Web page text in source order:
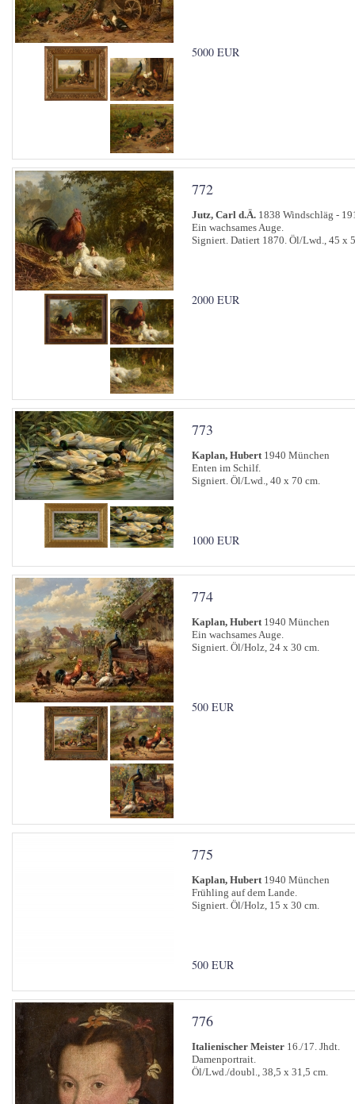
5000 EUR
772
Jutz, Carl d.Ä. 1838 Windschläg -
Ein wachsames Auge.
Signiert. Datiert 1870. Öl/Lwd., 45 x
2000 EUR
773
Kaplan, Hubert1940 München
Enten im Schilf.
Signiert. Öl/Lwd., 40 x 70 cm.
1000 EUR
774
Kaplan, Hubert1940 München
Ein wachsames Auge.
Signiert. Öl/Holz, 24 x 30 cm.
500 EUR
775
Kaplan, Hubert1940 München
Frühling auf dem Lande.
Signiert. Öl/Holz, 15 x 30 cm.
500 EUR
776
Italienischer Meister 16./17. Jhdt.
Damenportrait.
Öl/Lwd./doubl., 38,5 x 31,5 cm.